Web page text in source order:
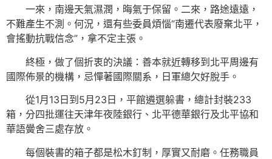
一來，南邊天氣濕潤，晦氣于保留。二來，路途遠遠，
不難產生不測。何況，還有些委員煩惱“南遷代表廢棄北平，
會搖動抗戰信念”，拿不定主張。
終極，做了個折衷的決議：善本就近轉移到北平周邊有
國際佈景的機構，忌憚著國際關系，日軍總欠好脫手。
從1月13日到5月23日，平館遴選躲書，總計封裝233
箱，分四批運往天津年夜陸銀行、北平德華銀行及北平協和
華語黌舍三處存放。
每個裝書的箱子都是松木釘制，厚實又耐磨。任務職員